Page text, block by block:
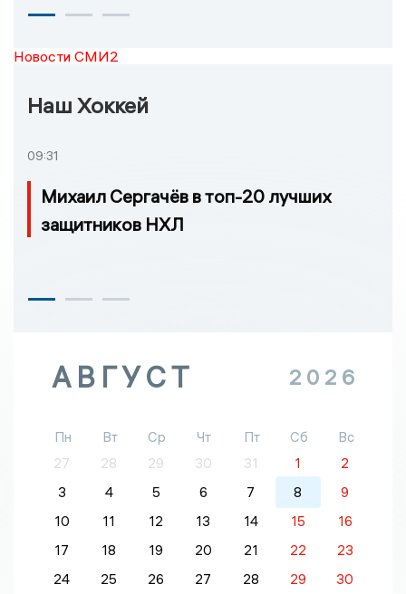
Новости СМИ2
Наш Хоккей
09:31
Михаил Сергачёв в топ-20 лучших
защитников НХЛ
АВГУСТ 2026
Пн Вт Ср Чт Пт Сб
Вс
27
28 29 30 31 1
2
3
4 5 6 7 8
9
10
11 12 13 14 15
16
17
18 19 20 21 22
23
24
25 26 27 28 29
30